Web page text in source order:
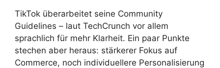
TikTok überarbeitet seine Community
Guidelines – laut TechCrunch vor allem
sprachlich für mehr Klarheit. Ein paar Punkte
stechen aber heraus: stärkerer Fokus auf
Commerce, noch individuellere Personalisierung